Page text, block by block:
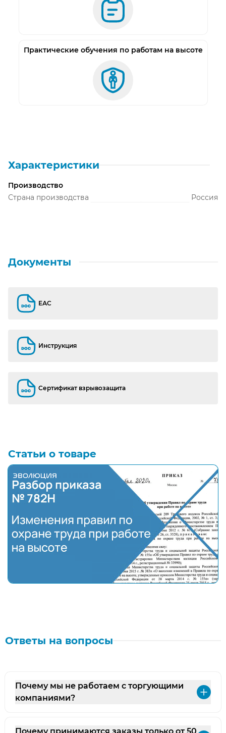
Практические обучения по работам на высоте
Характеристики
Производство
Страна производства
Россия
Документы
ЕАС
Инструкция
Сертификат взрывозащита
Статьи о товаре
Полный разбор нового приказа № 782Н "Об
Ответы на вопросы
Почему мы не работаем с торгующими
компаниями?